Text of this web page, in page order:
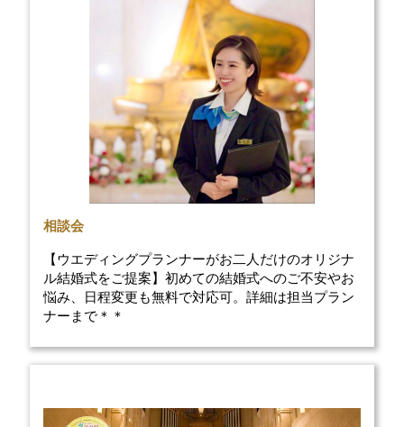
相談会
【ウエディングプランナーがお二人だけのオリジナ
ル結婚式をご提案】初めての結婚式へのご不安やお
悩み、日程変更も無料で対応可。詳細は担当プラン
ナーまで＊＊